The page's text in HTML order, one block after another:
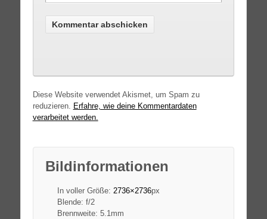
Diese Website verwendet Akismet, um Spam zu
reduzieren.
Erfahre, wie deine Kommentardaten
verarbeitet werden.
Bildinformationen
In voller Größe: 2736×2736px
Blende: f/2
Brennweite: 5.1mm